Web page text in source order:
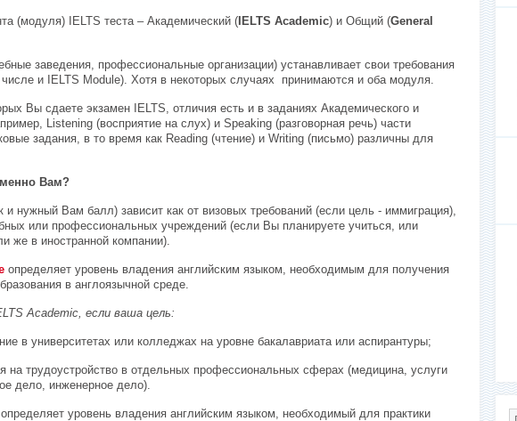
(модуля) IELTS теста – Академический ( IELTS Academic) и Общий (General
заведения, профессиональные организации) устанавливает свои требования
и
IELTS Module). Хотя в некоторых случаях принимаются и оба модуля.
Вы сдаете экзамен IELTS, отличия есть и в заданиях Академического и
Listening (восприятие на слух) и Speaking (разговорная речь) части
задания, в то время как Reading (чтение) и Writing (письмо) различны для
Вам?
и нужный Вам балл) зависит как от визовых требований (если цель - иммиграция),
или профессиональных учреждений (если Вы планируете учиться, или
же в иностранной компании).
определяет уровень владения английским языком, необходимым для получения
в англоязычной среде.
Academic, если ваша цель:
в университетах или колледжах на уровне бакалавриата или аспирантуры;
на трудоустройство в отдельных профессиональных сферах (медицина, услуги
дело, инженерное дело).
определяет уровень владения английским языком, необходимый для практики